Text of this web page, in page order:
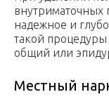
внутриматочных
надежное и
такой
общий или
Местный